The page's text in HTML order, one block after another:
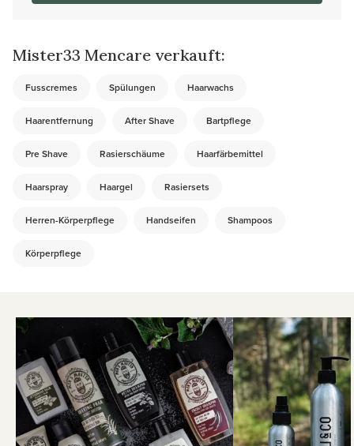
Mister33 Mencare verkauft:
Fusscremes Spülungen Haarwachs
Haarentfernung After Shave Bartpflege
Pre Shave Rasierschäume Haarfärbemittel
Haarspray Haargel Rasiersets
Herren-Körperpflege Handseifen Shampoos
Körperpflege